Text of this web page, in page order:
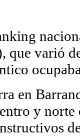
que varió
en
y